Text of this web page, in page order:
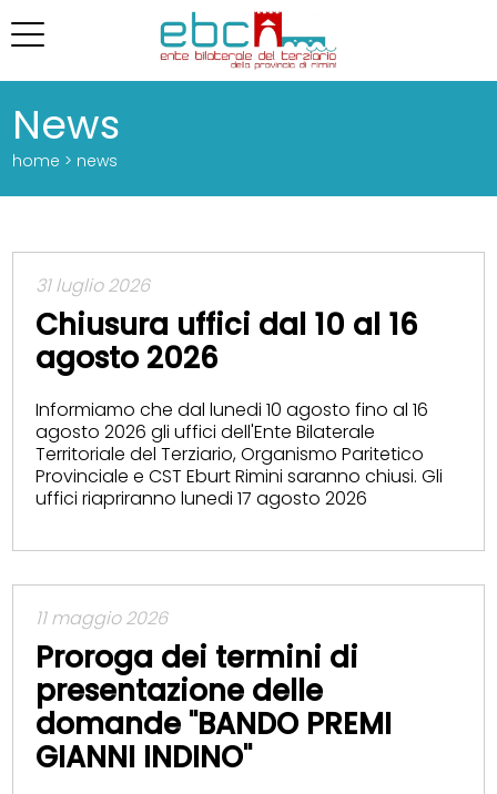
News
home > news
31 luglio 2026
Chiusura uffici dal 10 al 16
agosto 2026
Informiamo che dal lunedi 10 agosto fino al 16
agosto 2026 gli uffici dell'Ente Bilaterale
Territoriale del Terziario, Organismo Paritetico
Provinciale e CST Eburt Rimini saranno chiusi. Gli
uffici riapriranno lunedi 17 agosto 2026
11 maggio 2026
Proroga dei termini di
presentazione delle
domande "BANDO PREMI
GIANNI INDINO"